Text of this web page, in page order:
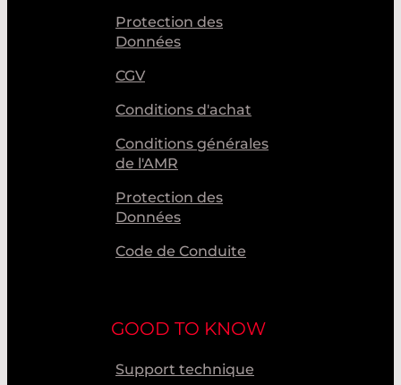
Protection des
Données
CGV
Conditions d'achat
Conditions générales
de l'AMR
Protection des
Données
Code de Conduite
GOOD TO KNOW
Support technique